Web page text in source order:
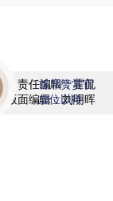
责任编辑：霍侃
版面编辑：刘明晖
首席赞赏官
虚位以待